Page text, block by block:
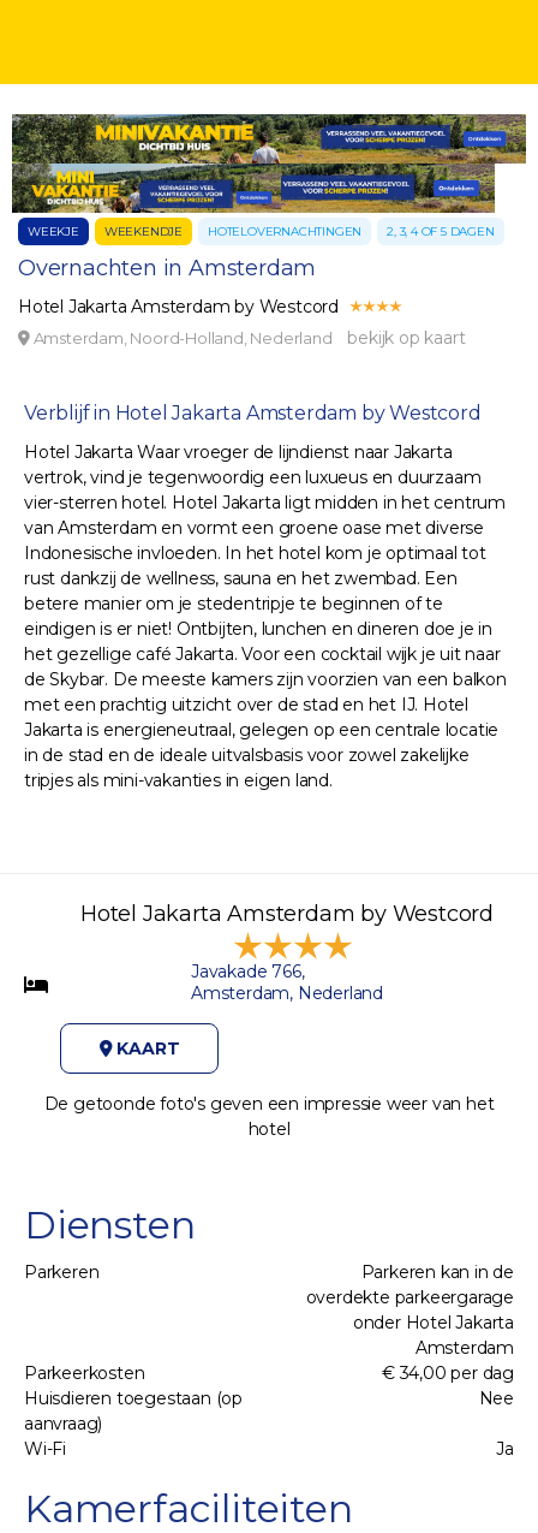
WEEKJE WEEKENDJE HOTELOVERNACHTINGEN 2, 3, 4 OF 5 DAGEN
Overnachten in Amsterdam
Hotel Jakarta Amsterdam by Westcord
Amsterdam, Noord-Holland, Nederland bekijk op kaart
Verblijf in Hotel Jakarta Amsterdam by Westcord
Hotel Jakarta Waar vroeger de lijndienst naar Jakarta
vertrok, vind je tegenwoordig een luxueus en duurzaam
vier-sterren hotel. Hotel Jakarta ligt midden in het centrum
van Amsterdam en vormt een groene oase met diverse
Indonesische invloeden. In het hotel kom je optimaal tot
rust dankzij de wellness, sauna en het zwembad. Een
betere manier om je stedentripje te beginnen of te
eindigen is er niet! Ontbijten, lunchen en dineren doe je in
het gezellige café Jakarta. Voor een cocktail wijk je uit naar
de Skybar. De meeste kamers zijn voorzien van een balkon
met een prachtig uitzicht over de stad en het IJ. Hotel
Jakarta is energieneutraal, gelegen op een centrale locatie
in de stad en de ideale uitvalsbasis voor zowel zakelijke
tripjes als mini-vakanties in eigen land.
Hotel Jakarta Amsterdam by Westcord
Javakade 766,
Amsterdam, Nederland
KAART
De getoonde foto's geven een impressie weer van het
hotel
Diensten
Parkeren
Parkeren kan in de
overdekte parkeergarage
onder Hotel Jakarta
Amsterdam
Parkeerkosten
€ 34,00 per dag
Huisdieren toegestaan (op
aanvraag)
Nee
Wi-Fi Ja
Kamerfaciliteiten